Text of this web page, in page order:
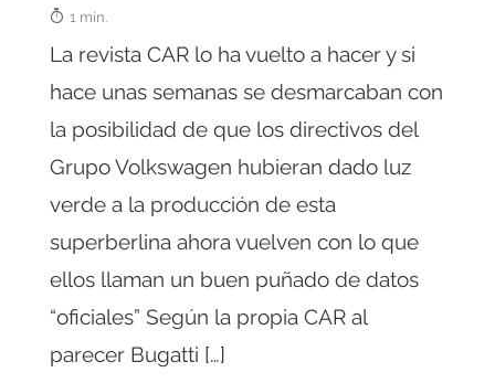
1 min.
La revista CAR lo ha vuelto a hacer y si
hace unas semanas se desmarcaban con
la posibilidad de que los directivos del
Grupo Volkswagen hubieran dado luz
verde a la producción de esta
superberlina ahora vuelven con lo que
ellos llaman un buen puñado de datos
“oficiales” Según la propia CAR al
parecer Bugatti […]